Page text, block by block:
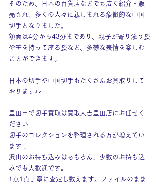
そのため、日本の百貨店などでも広く紹介・販
売され、多くの人々に親しまれる象徴的な中国
切手となりました。
額面は4分から43分まであり、親子が寄り添う姿
や笹を持って座る姿など、多様な表情を楽しむ
ことができます。
日本の切手や中国切手もたくさんお買取りして
おります♪♪
豊田市で切手買取は買取大吉豊田店にお任せく
ださい
切手のコレクションを整理される方が増えてい
ます！
沢山のお持ち込みはもちろん、少数のお持ち込
みでも大歓迎です。
1点1点丁寧に査定し数えます。ファイルのまま